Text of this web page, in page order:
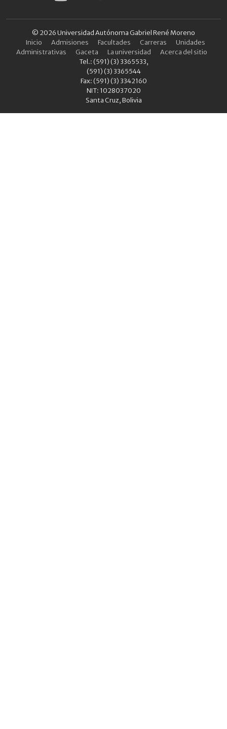
© 2026 Universidad Autónoma Gabriel René Moreno
Inicio
Admisiones Facultades Carreras
Unidades
Administrativas
Gaceta La universidad
Acerca del sitio
Tel.: (591) (3) 3365533,
(591) (3) 3365544
Fax: (591) (3) 3342160
NIT: 1028037020
Santa Cruz, Bolivia